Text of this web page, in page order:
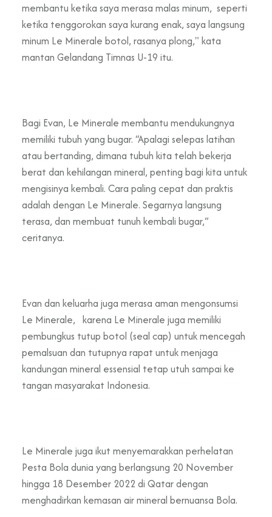
membantu ketika saya merasa malas minum, seperti
ketika tenggorokan saya kurang enak, saya langsung
minum Le Minerale botol, rasanya plong," kata
mantan Gelandang Timnas U-19 itu.
Bagi Evan, Le Minerale membantu mendukungnya
memiliki tubuh yang bugar. “Apalagi selepas latihan
atau bertanding, dimana tubuh kita telah bekerja
berat dan kehilangan mineral, penting bagi kita untuk
mengisinya kembali. Cara paling cepat dan praktis
adalah dengan Le Minerale. Segarnya langsung
terasa, dan membuat tunuh kembali bugar,”
ceritanya.
Evan dan keluarha juga merasa aman mengonsumsi
Le Minerale, karena Le Minerale juga memiliki
pembungkus tutup botol (seal cap) untuk mencegah
pemalsuan dan tutupnya rapat untuk menjaga
kandungan mineral essensial tetap utuh sampai ke
tangan masyarakat Indonesia.
Le Minerale juga ikut menyemarakkan perhelatan
Pesta Bola dunia yang berlangsung 20 November
hingga 18 Desember 2022 di Qatar dengan
menghadirkan kemasan air mineral bernuansa Bola.